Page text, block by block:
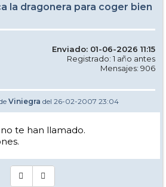
la dragonera para coger bien
Enviado: 01-06-2026 11:15
Registrado: 1 año antes
Mensajes: 906
Viniegra del 26-02-2007 23:04
te han llamado.